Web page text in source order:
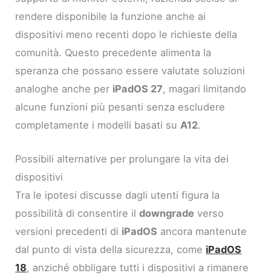
rendere disponibile la funzione anche ai
dispositivi meno recenti dopo le richieste della
comunità. Questo precedente alimenta la
speranza che possano essere valutate soluzioni
analoghe anche per iPadOS 27, magari limitando
alcune funzioni più pesanti senza escludere
completamente i modelli basati suA12.
Possibili alternative per prolungare la vita dei
dispositivi
Tra le ipotesi discusse dagli utenti figura la
possibilità di consentire ildowngrade verso
versioni precedenti di iPadOS ancora mantenute
dal punto di vista della sicurezza, come iPadOS
18, anziché obbligare tutti i dispositivi a rimanere